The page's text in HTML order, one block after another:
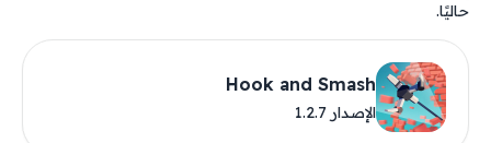
حاليًا.
Hook and Smash
الإصدار 1.2.7